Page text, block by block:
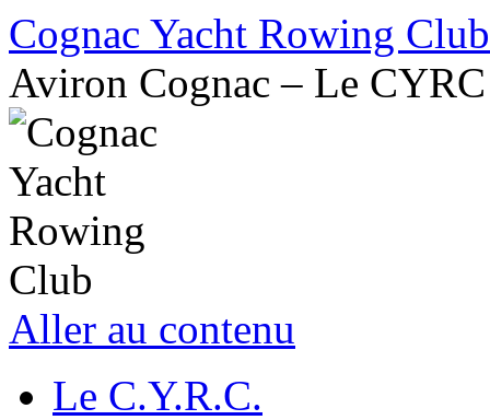
Cognac Yacht Rowing Club
Aviron Cognac – Le CYRC
Aller au contenu
Le C.Y.R.C.